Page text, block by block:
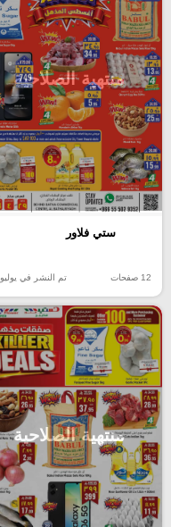
منتهية الصلاحية
ستي فلاور
12 صفحات تم النشر في يوليو 28
منتهية الصلاحية